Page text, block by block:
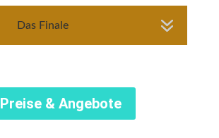
Das Finale
Preise & Angebote